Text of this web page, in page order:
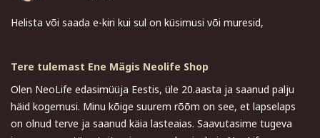
Helista või saada e-kiri kui sul on küsimusi või muresid,
Tere tulemast Ene Mägis Neolife Shop
Olen NeoLife edasimüüja Eestis, üle 20.aasta ja saanud palju
häid kogemusi. Minu kõige suurem rõõm on see, et lapselaps
on olnud terve ja saanud käia lasteaias. Saavutasime tugeva